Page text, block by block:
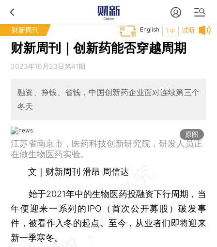
财新周刊 试听
T中
English
财新周刊｜创新药能否穿越周期
2023年10月23日第41期
融资、挣钱、省钱，中国创新药企业面对连续第三个
冬天
原图
江苏省南京市，医药科技创新研究院，研发人员正
在做生物医药实验。
文｜财新周刊 滑昂 周信达
始于2021年中的生物医药投融资下行周期，当
年便迎来一系列的IPO（首次公开募股）破发事
件，被看作入冬的起点。至今，从业者们即将迎来
新一季寒冬。